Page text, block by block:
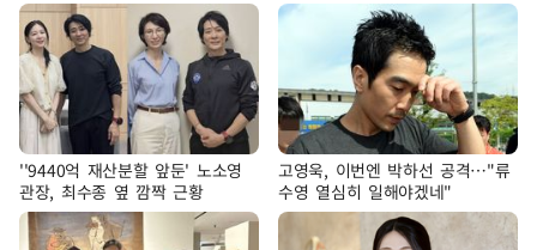
''9440억 재산분할 앞둔' 노소영
관장, 최수종 옆 깜짝 근황
고영욱, 이번엔 박하선 공격…"류
수영 열심히 일해야겠네"